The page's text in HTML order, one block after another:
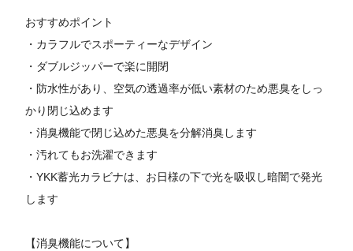
おすすめポイント
・カラフルでスポーティーなデザイン
・ダブルジッパーで楽に開閉
・防水性があり、空気の透過率が低い素材のため悪臭をしっ
かり閉じ込めます
・消臭機能で閉じ込めた悪臭を分解消臭します
・汚れてもお洗濯できます
・YKK蓄光カラビナは、お日様の下で光を吸収し暗闇で発光
します
【消臭機能について】